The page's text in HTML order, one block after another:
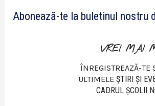
o
Abonează-te la buletinul nostru
VREI MAI
ÎNREGISTREAZĂ-TE
ULTIMELE ŞTIRI ŞI
CADRUL ŞCOLII